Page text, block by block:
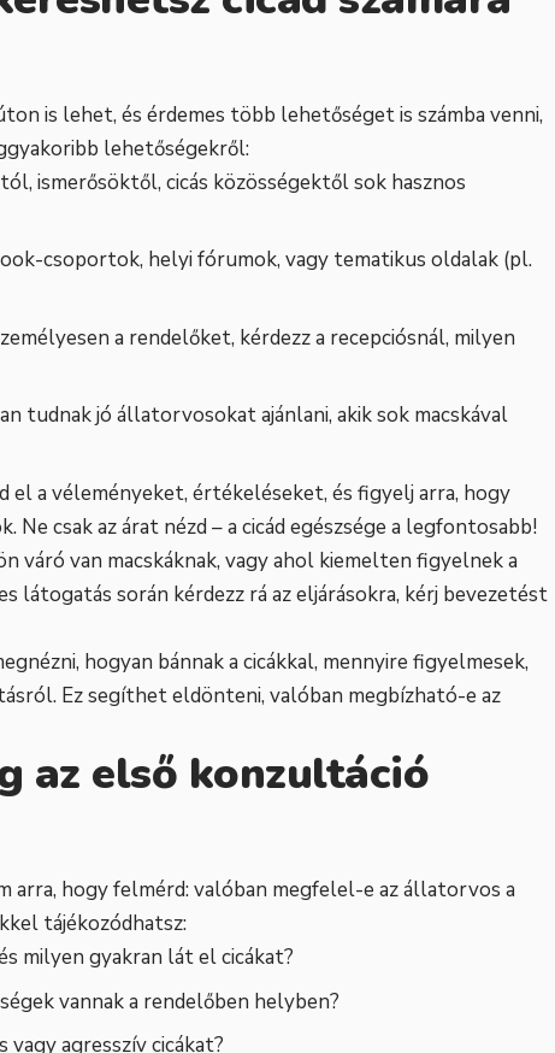
is lehet, és érdemes több lehetőséget is számba venni,
lehetőségekről:
ismerősöktől, cicás közösségektől sok hasznos
csoportok, helyi fórumok, vagy tematikus oldalak (pl.
a rendelőket, kérdezz a recepciósnál, milyen
tudnak jó állatorvosokat ajánlani, akik sok macskával
a véleményeket, értékeléseket, és figyelj arra, hogy
csak az árat nézd – a cicád egészsége a legfontosabb!
váró van macskáknak, vagy ahol kiemelten figyelnek a
látogatás során kérdezz rá az eljárásokra, kérj bevezetést
hogyan bánnak a cicákkal, mennyire figyelmesek,
Ez segíthet eldönteni, valóban megbízható-e az
az első konzultáció
arra, hogy felmérd: valóban megfelel-e az állatorvos a
tájékozódhatsz:
milyen gyakran lát el cicákat?
vannak a rendelőben helyben?
vagy agresszív cicákat?